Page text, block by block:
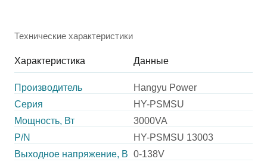
Технические характеристики
Характеристика Данные
Производитель
Hangyu Power
Серия
HY-PSMSU
Мощность, Вт
3000VA
P/N
HY-PSMSU 13003
Выходное напряжение, В 0-138V